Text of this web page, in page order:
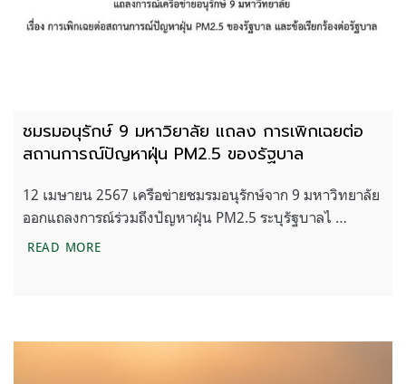
ชมรมอนุรักษ์ 9 มหาวิยาลัย แถลง การเพิกเฉยต่อ
สถานการณ์ปัญหาฝุ่น PM2.5 ของรัฐบาล
12 เมษายน 2567 เครือข่ายชมรมอนุรักษ์จาก 9 มหาวิทยาลัย
ออกแถลงการณ์ร่วมถึงปัญหาฝุ่น PM2.5 ระบุรัฐบาลไ …
READ MOREชมรมอนุรักษ์ 9 มหาวิยาลัย แถลง การเพิกเฉยต่อสถ